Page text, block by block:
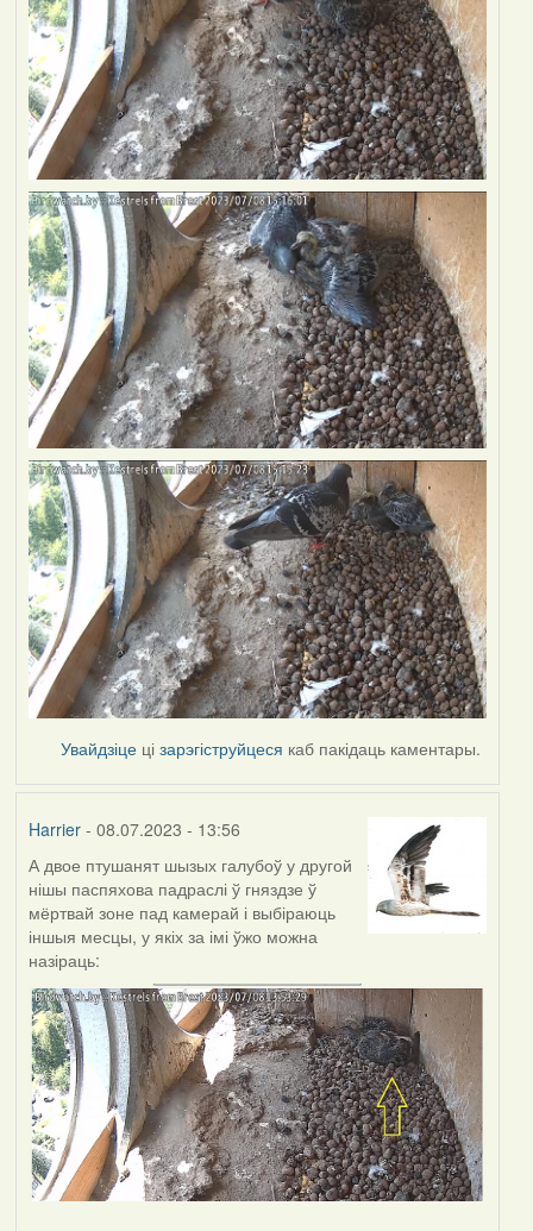
Увайдзіце цізарэгіструйцеся каб пакідаць каментары.
Harrier- 08.07.2023 - 13:56
А двое птушанят шызых галубоў у другой
нішы паспяхова падраслі ў гняздзе ў
мёртвай зоне пад камерай і выбіраюць
іншыя месцы, у якіх за імі ўжо можна
назіраць: